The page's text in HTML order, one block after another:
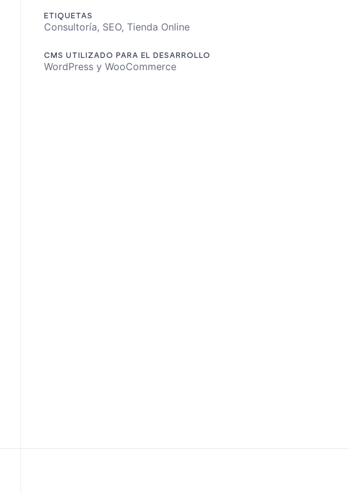
ETIQUETAS
Consultoría, SEO, Tienda Online
CMS UTILIZADO PARA EL DESARROLLO
WordPress y WooCommerce